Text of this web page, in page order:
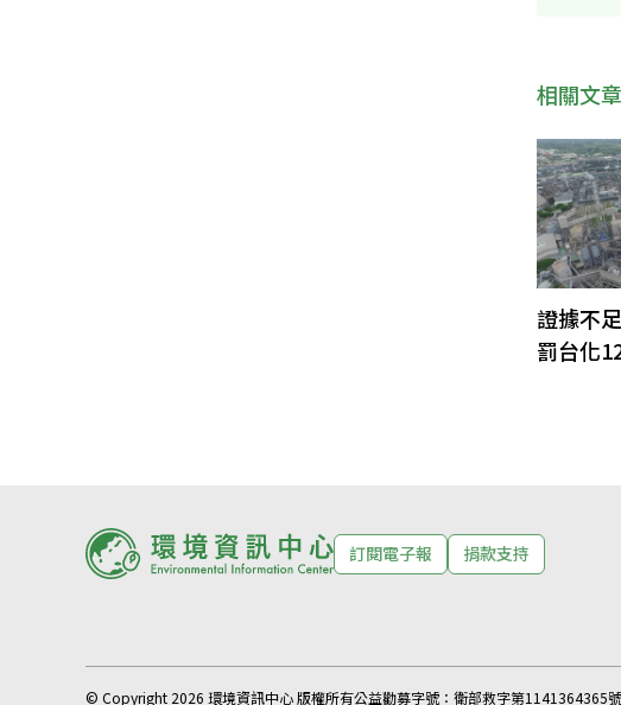
相關文章
證據不
罰台化
訂閱電子報 捐款支持
© Copyright 2026 環境資訊中心 版權所有公益勸募字號： 衛部救字第1141364365號